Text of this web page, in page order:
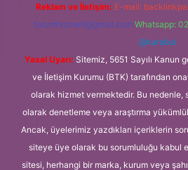
Reklam ve İletişim: E-mail:
forumhizmeti@gmail.com Whatsapp:
@karabul
Yasal Uyarı: Sitemiz, 5651 Sayılı Kanun
ve İletişim Kurumu (BTK) tarafından
olarak hizmet vermektedir. Bu
olarak denetleme veya araştırma
Ancak, üyelerimiz yazdıkları içeriklerin
siteye üye olarak bu sorumluluğu kabul
sitesi, herhangi bir marka, kurum veya